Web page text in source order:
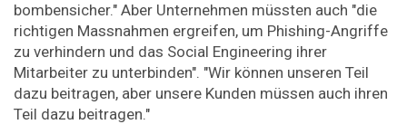
bombensicher." Aber Unternehmen müssten auch "die
richtigen Massnahmen ergreifen, um Phishing-Angriffe
zu verhindern und das Social Engineering ihrer
Mitarbeiter zu unterbinden". "Wir können unseren Teil
dazu beitragen, aber unsere Kunden müssen auch ihren
Teil dazu beitragen."